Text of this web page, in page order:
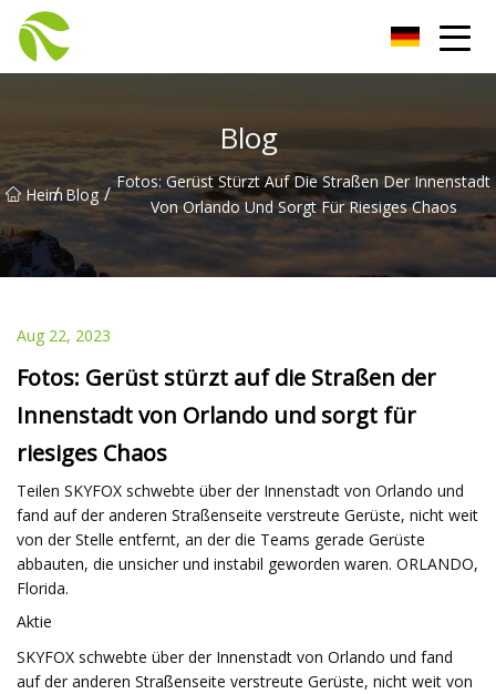
Blog
Heim
/ Blog / Fotos: Gerüst Stürzt Auf Die Straßen Der Innenstadt
Von Orlando Und Sorgt Für Riesiges Chaos
Aug 22, 2023
Fotos: Gerüst stürzt auf die Straßen der
Innenstadt von Orlando und sorgt für
riesiges Chaos
Teilen SKYFOX schwebte über der Innenstadt von Orlando und
fand auf der anderen Straßenseite verstreute Gerüste, nicht weit
von der Stelle entfernt, an der die Teams gerade Gerüste
abbauten, die unsicher und instabil geworden waren. ORLANDO,
Florida.
Aktie
SKYFOX schwebte über der Innenstadt von Orlando und fand
auf der anderen Straßenseite verstreute Gerüste, nicht weit von